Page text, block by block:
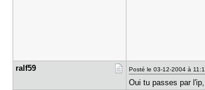
ralf59 Posté le 03-12-2004 à
Oui tu passes par